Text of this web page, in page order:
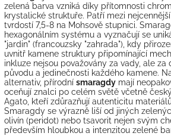
zelená barva vzniká díky přítomnosti
krystalické struktuře. Patří mezi
tvrdostí 7,5-8 na Mohsově stupnici.
hexagonálním systému a vyznačují se
"jardin" (francouzsky "zahrada"), kdy
uvnitř kamene struktury připomínající
inkluze nejsou považovány za vady, ale za
původu a jedinečnosti každého kamene.
alternativ, přírodní smaragdy mají
oceňují znalci po celém světě včetně
Agato, kteří zdůrazňují autenticitu
Smaragdy se výrazně liší od jiných
olivín (peridot) nebo tsavorit nejen svým
především hloubkou a intenzitou zelené